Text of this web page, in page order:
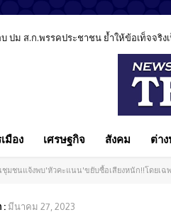
ปม ส.ก.พรรคประชาชน ย้ำให้ข้อเท็จจริง
มือง เศรษฐกิจ สังคม ต่า
มชนแจ้งพบ'หัวคะแนน'ขยับซื้อเสียงหนัก!!โดยเฉ
: มีนาคม 27, 2023